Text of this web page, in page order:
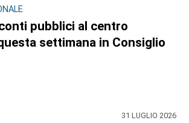
pubblici al centro
settimana in Consiglio
31 LUGLIO 2026